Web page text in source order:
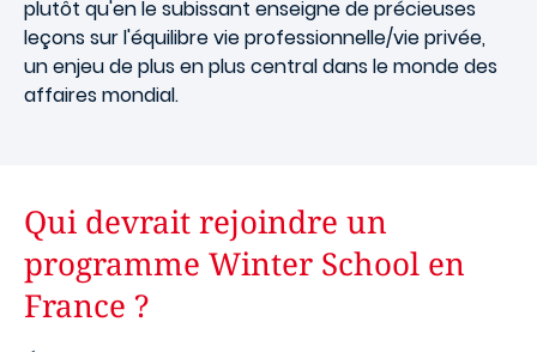
plutôt qu'en le subissant enseigne de précieuses
leçons sur l'équilibre vie professionnelle/vie privée,
un enjeu de plus en plus central dans le monde des
affaires mondial.
Qui devrait rejoindre un
programme Winter School en
France ?